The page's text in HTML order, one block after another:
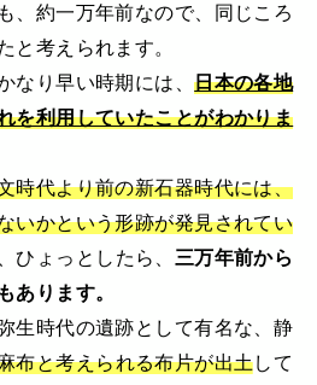
、約一万年前なので、同じころ
と考えられます。
なり早い時期には、日本の各地
を利用していたことがわかりま
時代より前の新石器時代には、
いかという形跡が発見されてい
ひょっとしたら、 三万年前から
あります。
生時代の遺跡として有名な、静
布と考えられる布片が出土して